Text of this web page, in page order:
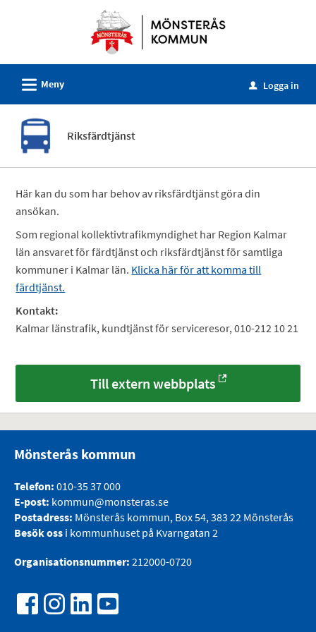
tjänster
Mönsterås
kommun
L Meny u Logga in
Riksfärdtjänst
Här kan du som har behov av riksfärdtjänst göra din
ansökan.
Som regional kollektivtrafikmyndighet har Region Kalmar
län ansvaret för färdtjänst och riksfärdtjänst för samtliga
kommuner i Kalmar län. Klicka här för att komma till
färdtjänst.
Kontakt:
Kalmar länstrafik, kundtjänst för serviceresor, 010-212 10 21
Till extern webbplats
Mönsterås kommun
Telefon: 010-35 37 000
E-post: kommun@monsteras.se
Postadress: Mönsterås kommun, Box 54, 383 22 Mönsterås
Besök oss i kommunhuset på Kvarngatan 2
Organisationsnummer: 212000-0720